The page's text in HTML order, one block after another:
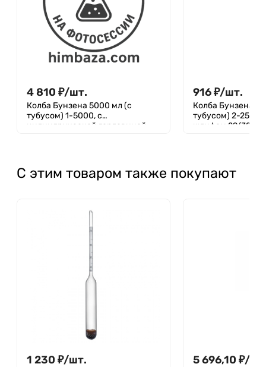
4 810 ₽/шт.
Колба Бунзена 5000 мл (с
тубусом) 1-5000, с
цилиндрической горловиной,
916₽/шт.
Колба Бунзена
тубусом) 2-250-
шлифом 29/32
С этим товаром также покупают
1 230 ₽/шт. 5 696,10 ₽/